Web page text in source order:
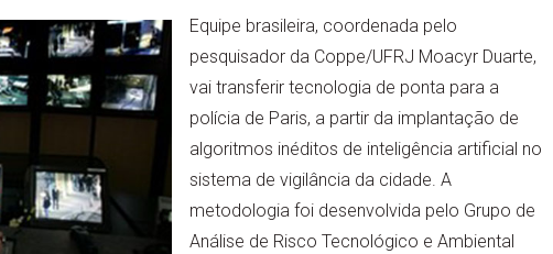
Equipe brasileira, coordenada pelo
pesquisador da Coppe/UFRJ Moacyr Duarte,
vai transferir tecnologia de ponta para a
polícia de Paris, a partir da implantação de
algoritmos inéditos de inteligência artificial no
sistema de vigilância da cidade. A
metodologia foi desenvolvida pelo Grupo de
Análise de Risco Tecnológico e Ambiental